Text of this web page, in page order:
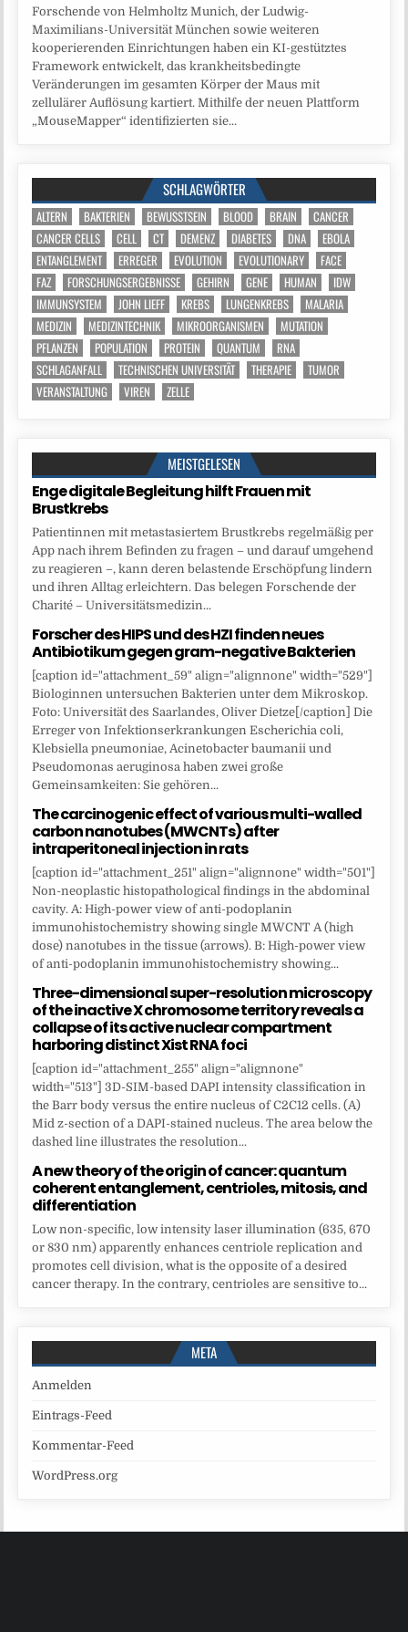
Forschende von Helmholtz Munich, der Ludwig-
Maximilians-Universität München sowie weiteren
kooperierenden Einrichtungen haben ein KI-gestütztes
Framework entwickelt, das krankheitsbedingte
Veränderungen im gesamten Körper der Maus mit
zellulärer Auflösung kartiert. Mithilfe der neuen Plattform
„MouseMapper“ identifizierten sie...
SCHLAGWÖRTER
ALTERN BAKTERIEN BEWUSSTSEIN BLOOD BRAIN
CANCER
CANCER CELLS
CELL CT DEMENZ DIABETES DNA
EBOLA
ENTANGLEMENT
ERREGER EVOLUTION EVOLUTIONARY
FACE
FAZ
FORSCHUNGSERGEBNISSE GEHIRN GENE HUMAN
IDW
IMMUNSYSTEM
JOHN LIEFF KREBS LUNGENKREBS
MALARIA
MEDIZIN
MEDIZINTECHNIK MIKROORGANISMEN
MUTATION
PFLANZEN
POPULATION PROTEIN QUANTUM
RNA
SCHLAGANFALL
TECHNISCHEN UNIVERSITÄT THERAPIE
TUMOR
VERANSTALTUNG
VIREN ZELLE
MEISTGELESEN
Enge digitale Begleitung hilft Frauen mit
Brustkrebs
Patientinnen mit metastasiertem Brustkrebs regelmäßig per
App nach ihrem Befinden zu fragen – und darauf umgehend
zu reagieren –, kann deren belastende Erschöpfung lindern
und ihren Alltag erleichtern. Das belegen Forschende der
Charité – Universitätsmedizin...
Forscher des HIPS und des HZI finden neues
Antibiotikum gegen gram-negative Bakterien
[caption id="attachment_59" align="alignnone" width="529"]
Biologinnen untersuchen Bakterien unter dem Mikroskop.
Foto: Universität des Saarlandes, Oliver Dietze[/caption] Die
Erreger von Infektionserkrankungen Escherichia coli,
Klebsiella pneumoniae, Acinetobacter baumanii und
Pseudomonas aeruginosa haben zwei große
Gemeinsamkeiten: Sie gehören...
The carcinogenic effect of various multi-walled
carbon nanotubes (MWCNTs) after
intraperitoneal injection in rats
[caption id="attachment_251" align="alignnone" width="501"]
Non-neoplastic histopathological findings in the abdominal
cavity. A: High-power view of anti-podoplanin
immunohistochemistry showing single MWCNT A (high
dose) nanotubes in the tissue (arrows). B: High-power view
of anti-podoplanin immunohistochemistry showing...
Three-dimensional super-resolution microscopy
of the inactive X chromosome territory reveals a
collapse of its active nuclear compartment
harboring distinct Xist RNA foci
[caption id="attachment_255" align="alignnone"
width="513"] 3D-SIM-based DAPI intensity classification in
the Barr body versus the entire nucleus of C2C12 cells. (A)
Mid z-section of a DAPI-stained nucleus. The area below the
dashed line illustrates the resolution...
A new theory of the origin of cancer: quantum
coherent entanglement, centrioles, mitosis, and
differentiation
Low non-specific, low intensity laser illumination (635, 670
or 830 nm) apparently enhances centriole replication and
promotes cell division, what is the opposite of a desired
cancer therapy. In the contrary, centrioles are sensitive to...
META
Anmelden
Eintrags-Feed
Kommentar-Feed
WordPress.org